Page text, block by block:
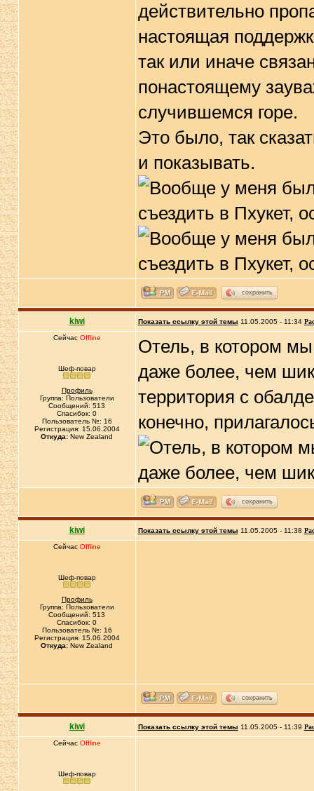
действительно
настоящая
так или иначе
понастоящему
случившемся горе.
Это было, так
и показывать.
сохранить
kiwi Показать ссылку этой темы 11.05.2005 - 11:34
Сейчас Offline
Шеф-повар
Профиль
Группа: Пользователи
Сообщений: 513
Спасибок: 0
Пользователь №: 16
Регистрация: 15.06.2004
Откуда: New Zealand
Отель, в котором
даже более, чем
территория с
конечно,
сохранить
kiwi Показать ссылку этой темы 11.05.2005 - 11:38
Сейчас Offline
Шеф-повар
Профиль
Группа: Пользователи
Сообщений: 513
Спасибок: 0
Пользователь №: 16
Регистрация: 15.06.2004
Откуда: New Zealand
сохранить
kiwi Показать ссылку этой темы 11.05.2005 - 11:39
Сейчас Offline
Шеф-повар